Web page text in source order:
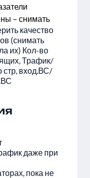
– снимать
качество
(снимать
их) Кол-во
Трафик/
стр, вход.ВС/
даже при
пока не